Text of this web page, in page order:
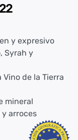
y expresivo
Syrah y
de la Tierra
mineral
arroces